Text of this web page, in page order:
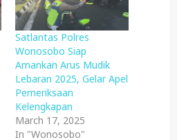
Satlantas Polres
Wonosobo Siap
Amankan Arus Mudik
Lebaran 2025, Gelar Apel
Pemeriksaan
Kelengkapan
March 17, 2025
In "Wonosobo"